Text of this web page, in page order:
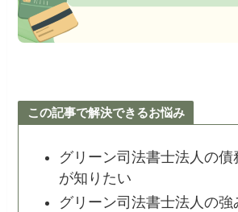
この記事で解決できるお悩み
グリーン司法書士法人の債
が知りたい
グリーン司法書士法人の強